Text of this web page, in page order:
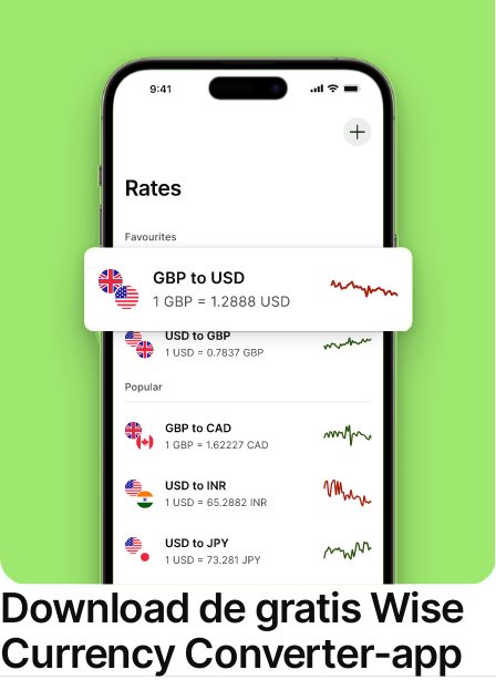
Download de gratis Wise
Currency Converter-app